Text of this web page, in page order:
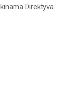
Direktyva